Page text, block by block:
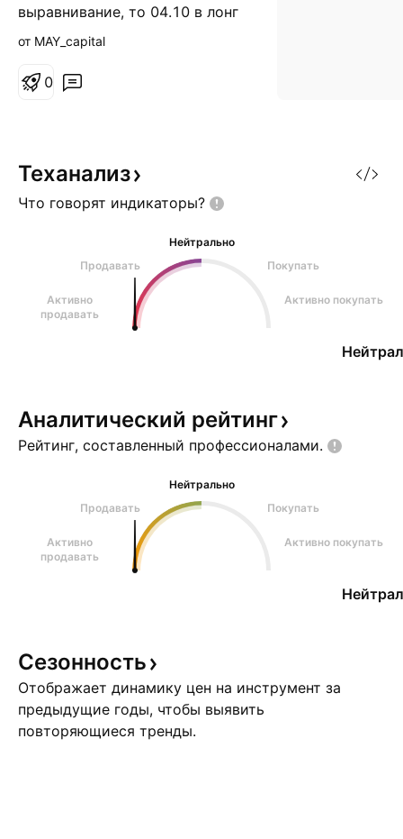
выравнивание, то 04.10 в лонг
как отбой от уровня sl= 2.85
от MAY_capital
0
Теханализ
Что говорят индикаторы?
Нейтрально
Продавать
Покупать
Активно
продавать
Активно покупать
Аналитический рейтинг
Рейтинг, составленный профессионалами.
Нейтрально
Продавать
Покупать
Активно
продавать
Активно покупать
Сезонность
Отображает динамику цен на инструмент за
предыдущие годы, чтобы выявить
повторяющиеся тренды.